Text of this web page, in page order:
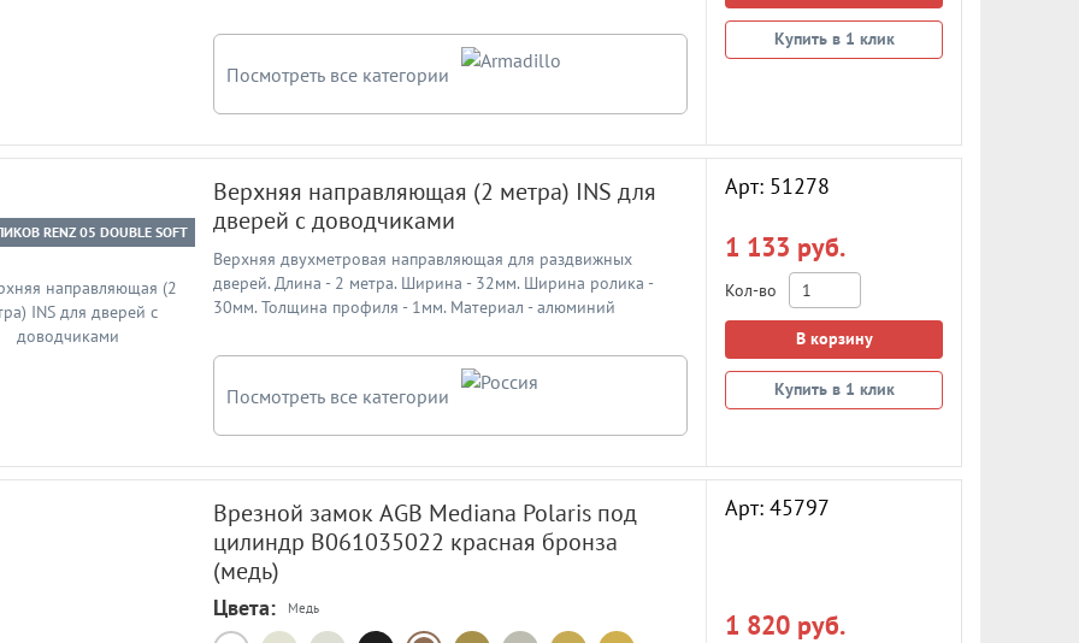
Посмотреть все категории
Купить в 1 клик
RENZ 05 DOUBLE SOFT
Верхняя направляющая (2 метра) INS для
дверей с доводчиками
Верхняя двухметровая направляющая для раздвижных
дверей. Длина - 2 метра. Ширина - 32мм. Ширина ролика -
30мм. Толщина профиля - 1мм. Материал - алюминий
Посмотреть все категории
Арт: 51278
1 133 руб.
Кол-во
В корзину
Купить в 1 клик
Врезной замок AGB Mediana Polaris под
цилиндр В061035022 красная бронза
(медь)
Цвета: Медь
Арт: 45797
1 820 руб.